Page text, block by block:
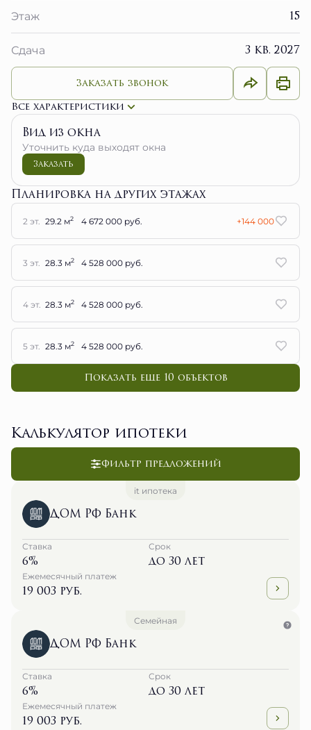
Этаж 15
Сдача 3 кв. 2027
Заказать звонок
Все характеристики
Вид из окна
Уточнить куда выходят окна
Заказать
Планировка на других этажах
2 эт. 29.2 м2 4 672 000 руб. +144 000
3 эт. 28.3 м2 4 528 000 руб.
4 эт. 28.3 м2 4 528 000 руб.
5 эт. 28.3 м2 4 528 000 руб.
Показать еще 10 объектов
Калькулятор ипотеки
Фильтр предложений
it ипотека
ДОМ РФ Банк
Ставка
6%
Срок
до 30 лет
Ежемесячный платеж
19 003 руб.
Семейная
ДОМ РФ Банк
Ставка
6%
Срок
до 30 лет
Ежемесячный платеж
19 003 руб.